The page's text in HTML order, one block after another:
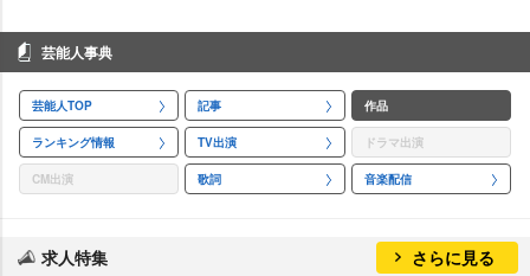
芸能人事典
芸能人TOP 記事 作品
ランキング情報 TV出演 ドラマ出演
CM出演 歌詞 音楽配信
求人特集 さらに見る